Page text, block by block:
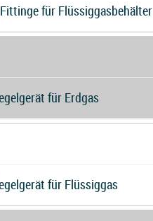
für Flüssiggasbehälter
für Erdgas
für Flüssiggas